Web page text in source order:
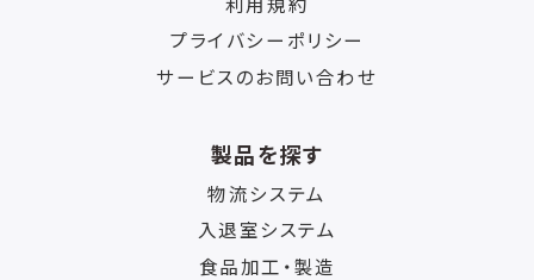
プライバシーポリシー
サービスのお問い合わせ
製品を探す
物流システム
入退室システム
食品加工・製造